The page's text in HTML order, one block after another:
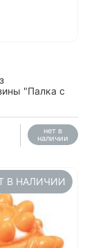
"Палка с
нет в
наличии
В НАЛИЧИИ